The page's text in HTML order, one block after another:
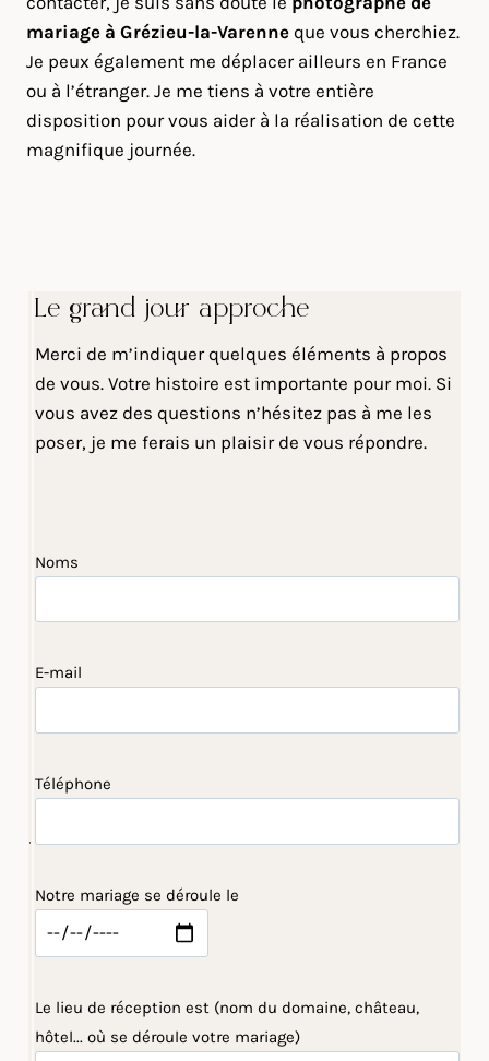
mariage à Grézieu-la-Varenne que vous cherchiez.
Je peux également me déplacer ailleurs en France
ou à l’étranger. Je me tiens à votre entière
disposition pour vous aider à la réalisation de cette
magnifique journée.
Le grand jour approche
Merci de m’indiquer quelques éléments à propos
de vous. Votre histoire est importante pour moi. Si
vous avez des questions n’hésitez pas à me les
poser, je me ferais un plaisir de vous répondre.
Noms
E-mail
Téléphone
Notre mariage se déroule le
Le lieu de réception est (nom du domaine, château,
hôtel... où se déroule votre mariage)